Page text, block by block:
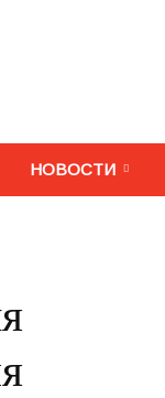
НОВОСТИ